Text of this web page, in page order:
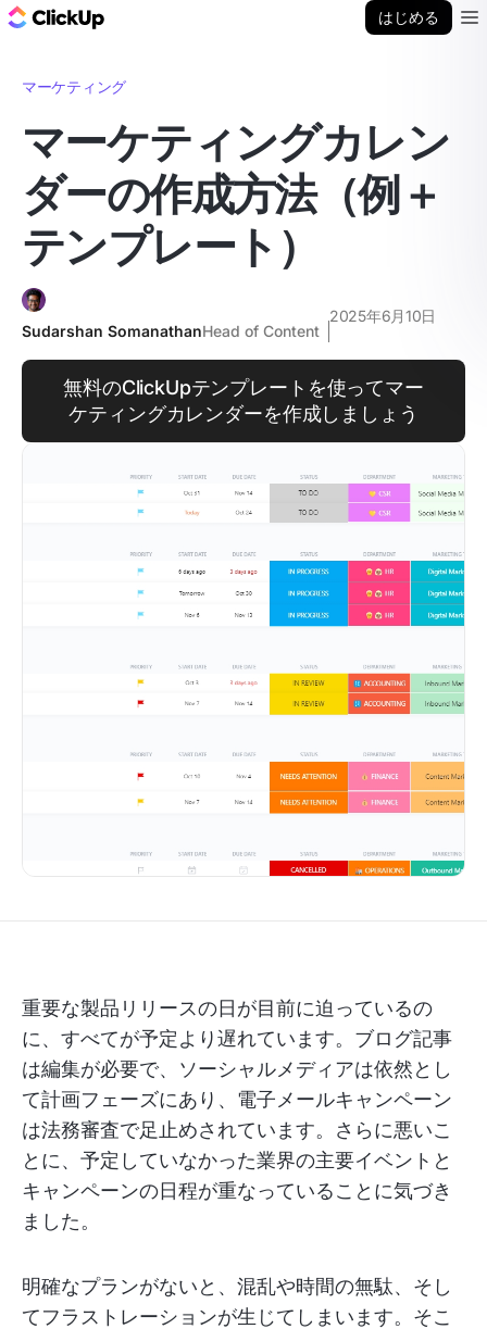
はじめる
マーケティング
マーケティングカレン
ダーの作成方法（例＋
テンプレート）
Sudarshan SomanathanHead of Content
2025年6月10日
無料のClickUpテンプレートを使ってマー
ケティングカレンダーを作成しましょう
重要な製品リリースの日が目前に迫っているの
に、すべてが予定より遅れています。ブログ記事
は編集が必要で、ソーシャルメディアは依然とし
て計画フェーズにあり、電子メールキャンペーン
は法務審査で足止めされています。さらに悪いこ
とに、予定していなかった業界の主要イベントと
キャンペーンの日程が重なっていることに気づき
ました。
明確なプランがないと、混乱や時間の無駄、そし
てフラストレーションが生じてしまいます。そこ